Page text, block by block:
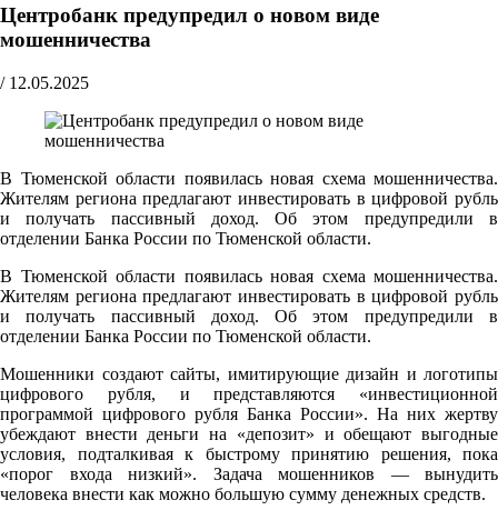
Центробанк предупредил о новом виде
мошенничества
/ 12.05.2025
В Тюменской области появилась новая схема мошенничества.
Жителям региона предлагают инвестировать в цифровой рубль
и получать пассивный доход. Об этом предупредили в
отделении Банка России по Тюменской области.
В Тюменской области появилась новая схема мошенничества.
Жителям региона предлагают инвестировать в цифровой рубль
и получать пассивный доход. Об этом предупредили в
отделении Банка России по Тюменской области.
Мошенники создают сайты, имитирующие дизайн и логотипы
цифрового рубля, и представляются «инвестиционной
программой цифрового рубля Банка России». На них жертву
убеждают внести деньги на «депозит» и обещают выгодные
условия, подталкивая к быстрому принятию решения, пока
«порог входа низкий». Задача мошенников — вынудить
человека внести как можно большую сумму денежных средств.